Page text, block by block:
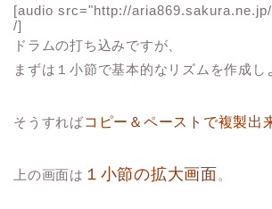
[audio src="http://
/]
ドラムの打ち込みですが、
まずは１小節で基本的なリズムを作成し
そうすればコピー＆ペーストで複製出
上の画面は １小節の拡大画面 。